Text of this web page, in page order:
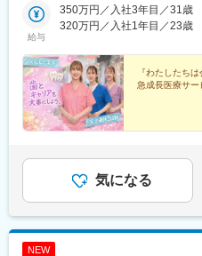
グスタッフ募集中
暮里駅
給与
350万円／入社3年目／31歳
320万円／入社1年目／23歳
『わたしたち
急成長医療サー
気になる
NEW